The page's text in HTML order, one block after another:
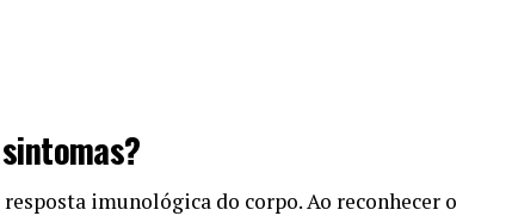
imunológica do corpo. Ao reconhecer o